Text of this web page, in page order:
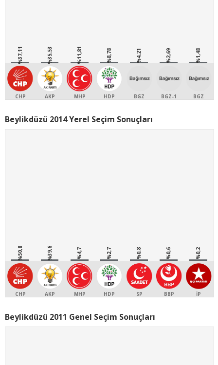
%37,11
CHP
%35,53
AKP
%11,81
MHP
%8,78
HDP
%4,21
BGZ
%2,69
BGZ-1
%1,48
BGZ
Beylikdüzü 2014 Yerel Seçim Sonuçları
%50,8
CHP
%39,6
AKP
%4,7
MHP
%2,7
HDP
%0,8
SP
%0,6
BBP
%0,2
İP
Beylikdüzü 2011 Genel Seçim Sonuçları